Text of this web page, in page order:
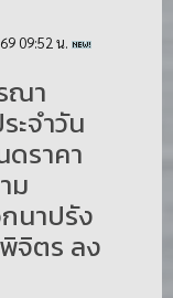
09:52 น.
ณา
ะจำวัน
ราคา
ม
นาปรัง
จิตร ลง